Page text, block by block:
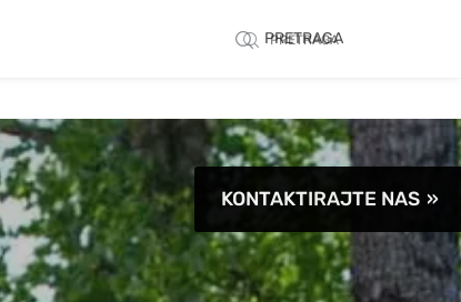
PRETRAGA
PRETRAGA
KONTAKTIRAJTE NAS